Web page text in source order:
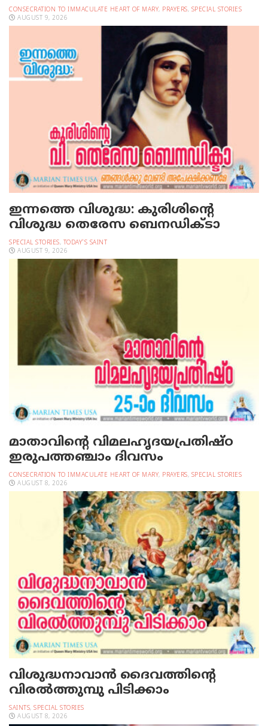
CONSECRATION TO IMMACULATE HEART OF MARY, PRAYERS, SPECIAL STORIES
AUGUST 9, 2026
ഇന്നത്തെ വിശുദ്ധ: കുരിശിന്റെ
വിശുദ്ധ തെരേസ ബെനഡിക്ടാ
SPECIAL STORIES, TODAY'S SAINT
AUGUST 9, 2026
മാതാവിന്റെ വിമലഹൃദയപ്രതിഷ്ഠ
ഇരുപത്തഞ്ചാം ദിവസം
CONSECRATION TO IMMACULATE HEART OF MARY, PRAYERS, SPECIAL STORIES
AUGUST 8, 2026
വിശുദ്ധനാവാന്‍ ദൈവത്തിന്റെ
വിരല്‍ത്തുമ്പു പിടിക്കാം
SAINTS, SPECIAL STORIES
AUGUST 8, 2026